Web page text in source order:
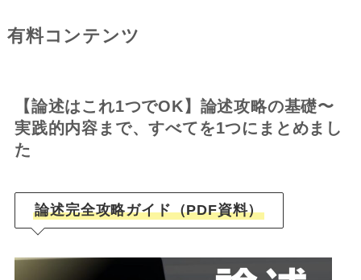
有料コンテンツ
【論述はこれ1つでOK】論述攻略の基礎〜
実践的内容まで、すべてを1つにまとめまし
た
論述完全攻略ガイド（PDF資料）